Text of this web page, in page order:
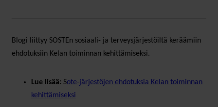
Blogi liittyy SOSTEn sosiaali- ja terveysjärjestöiltä keräämiin
ehdotuksiin Kelan toiminnan kehittämiseksi.
Lue lisää: Sote-järjestöjen ehdotuksia Kelan toiminnan
kehittämiseksi